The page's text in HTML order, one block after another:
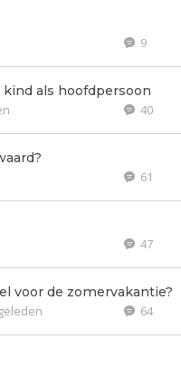
9
als hoofdpersoon
40
61
47
voor de zomervakantie?
64